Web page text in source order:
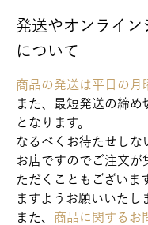
発送やオンライ
について
商品の発送は平日の月
また、最短発送の締
となります。
なるべくお待たせしな
お店ですのでご注文が
ただくこともございま
ますようお願いいたし
また、 商品に関するお